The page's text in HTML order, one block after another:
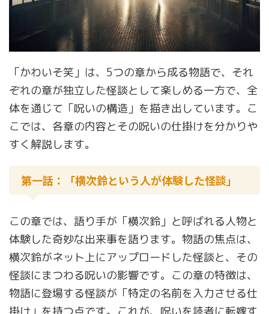
「かわいそ笑」は、5つの章から成る物語で、それ
ぞれの章が独立した怪談として楽しめる一方で、全
体を通じて「呪いの構造」を描き出しています。こ
こでは、各章の内容とその呪いの仕掛けを分かりや
すく解説します。
第一話：「横次鈴という人が体験した怪談」
この章では、語り手が「横次鈴」と呼ばれる人物と
体験した奇妙な出来事を語ります。物語の焦点は、
横次鈴がネット上にアップロードした怪談と、その
怪談にまつわる呪いの影響です。この章の特徴は、
物語に登場する怪談が「特定の名前を入力させる仕